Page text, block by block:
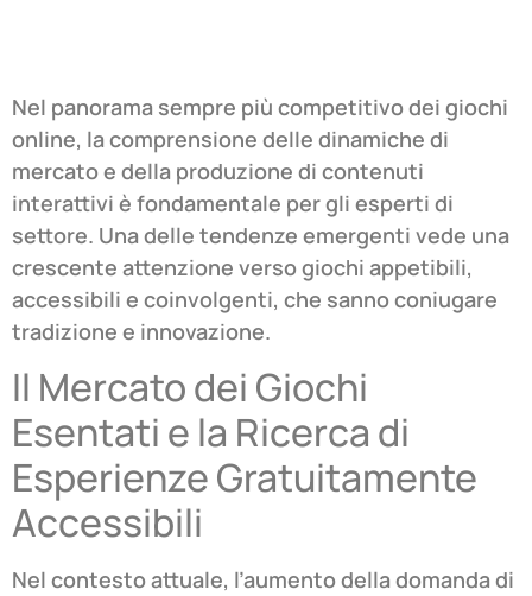
Nel panorama sempre più competitivo dei giochi
online, la comprensione delle dinamiche di
mercato e della produzione di contenuti
interattivi è fondamentale per gli esperti di
settore. Una delle tendenze emergenti vede una
crescente attenzione verso giochi appetibili,
accessibili e coinvolgenti, che sanno coniugare
tradizione e innovazione.
Il Mercato dei Giochi
Esentati e la Ricerca di
Esperienze Gratuitamente
Accessibili
Nel contesto attuale, l’aumento della domanda di